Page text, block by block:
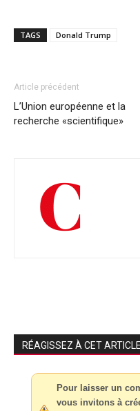
TAGS Donald Trump
Article précédent
L’Union européenne et la
recherche «scientifique»
RÉAGISSEZ À CET ARTICLE
Pour laisser un
vous invitons à